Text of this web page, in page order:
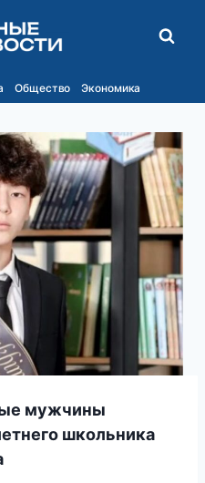
Общество Экономика
мужчины
школьника